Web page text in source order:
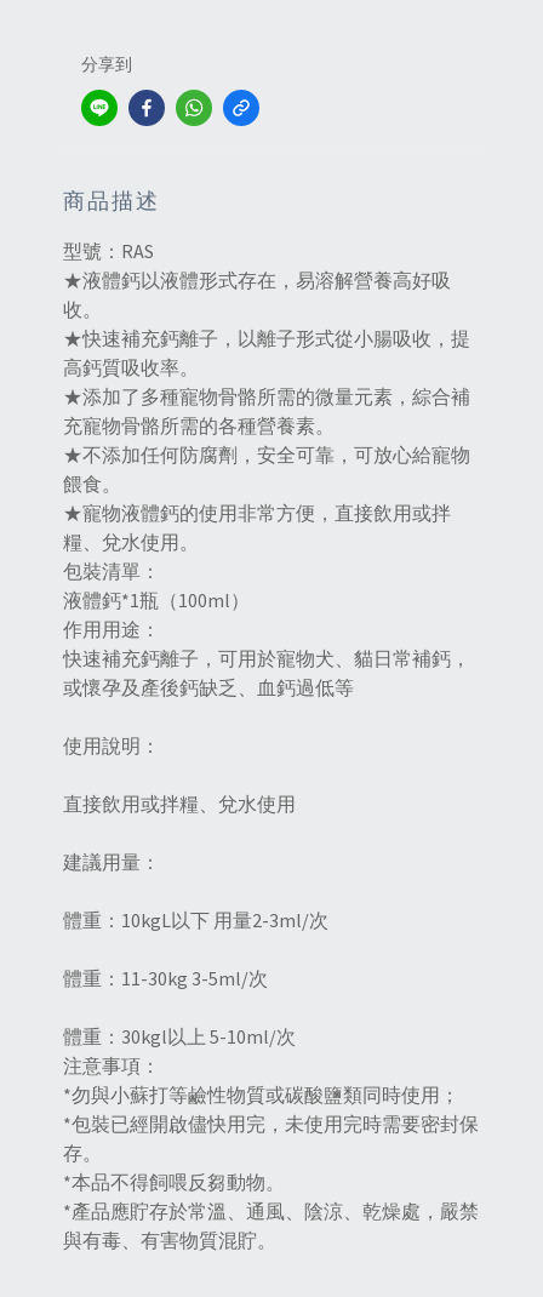
分享到
商品描述
型號：RAS
★液體鈣以液體形式存在，易溶解營養高好吸
收。
★快速補充鈣離子，以離子形式從小腸吸收，提
高鈣質吸收率。
★添加了多種寵物骨骼所需的微量元素，綜合補
充寵物骨骼所需的各種營養素。
★不添加任何防腐劑，安全可靠，可放心給寵物
餵食。
★寵物液體鈣的使用非常方便，直接飲用或拌
糧、兌水使用。
包裝清單：
液體鈣*1瓶（100ml）
作用用途：
快速補充鈣離子，可用於寵物犬、貓日常補鈣，
或懷孕及產後鈣缺乏、血鈣過低等
使用說明：
直接飲用或拌糧、兌水使用
建議用量：
體重：10kgL以下 用量2-3ml/次
體重：11-30kg 3-5ml/次
體重：30kgl以上 5-10ml/次
注意事項：
*勿與小蘇打等鹼性物質或碳酸鹽類同時使用；
*包裝已經開啟儘快用完，未使用完時需要密封保
存。
*本品不得飼喂反芻動物。
*產品應貯存於常溫、通風、陰涼、乾燥處，嚴禁
與有毒、有害物質混貯。